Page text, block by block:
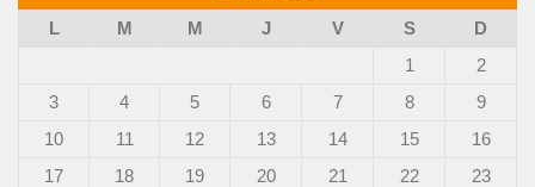
L
M M J V S
D
1
2
3
4 5 6 7 8
9
10
11 12 13 14 15
16
17
18 19 20 21 22
23